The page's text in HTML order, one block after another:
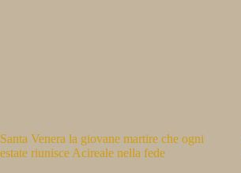
Santa Venera la giovane martire che ogni
estate riunisce Acireale nella fede